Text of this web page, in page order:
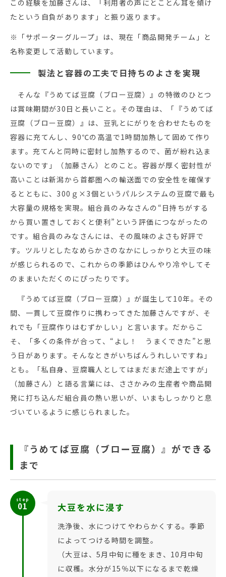
この経験を加藤さんは、「利用者の声にとことん耳を傾け
たという自負があります」と振り返ります。
※「サポーターグループ」は、現在「商品開発チーム」と
名称変更して活動しています。
製法と容器の工夫で日持ちのよさを実現
そんな『うめてば豆腐（ブロー豆腐）』の特徴のひとつ
は賞味期間が30日と長いこと。その理由は、「『うめてば
豆腐（ブロー豆腐）』は、豆乳とにがりを合わせたものを
容器に充てんし、90℃の高温で1時間加熱して固めて作り
ます。充てんと同時に密封し加熱するので、菌が紛れ込ま
ないのです」（加藤さん）とのこと。容器が厚く密封性が
高いことは新潟から首都圏への輸送面での安全性を確保す
るとともに、300ｇ×3個というパルシステムの豆腐で最も
大容量の規格を実現。組合員のみなさんの“日持ちがする
から買い置きしておくと便利”という評価につながったの
です。組合員のみなさんには、その風味のよさも好評で
す。ツルリとしたなめらかさのなかにしっかりと大豆の味
が感じられるので、これからの季節はひんやり冷やしてそ
のままいただくのにぴったりです。
『うめてば豆腐（ブロー豆腐）』が誕生して10年。その
間、一貫して豆腐作りに携わってきた加藤さんですが、そ
れでも「豆腐作りはむずかしい」と言います。だからこ
そ、「多くの条件が合って、“よし！ うまくできた”と思
う日があります。そんなときがいちばんうれしいですね」
とも。「私自身、豆腐職人としてはまだまだ途上ですが」
（加藤さん）と語る言葉には、ささかみの生産者や商品開
発に打ち込んだ組合員の熱い思いが、いまもしっかりと息
づいているように感じられました。
『うめてば豆腐（ブロー豆腐）』ができる
まで
step
01 大豆を水に浸す
洗浄後、水につけてやわらかくする。季節
によってつける時間を調整。
（大豆は、5月中旬に種をまき、10月中旬
に収穫。水分が15％以下になるまで乾燥